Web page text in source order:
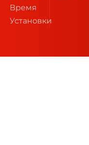
Время
Установки